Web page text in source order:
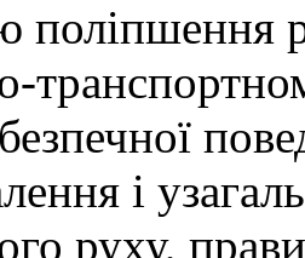
і
руху,